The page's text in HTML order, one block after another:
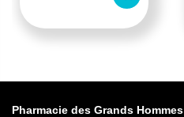
Pharmacie des Grands Hommes